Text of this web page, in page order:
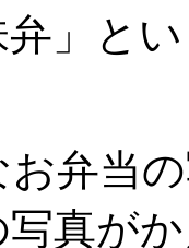
」と
弁当
真が